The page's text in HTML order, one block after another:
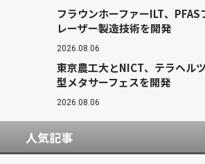
フラウンホーファーILT、
レーザー製造技術を開発
2026.08.06
東京農工大とNICT、テラヘル
型メタサーフェスを開発
2026.08.06
人気記事